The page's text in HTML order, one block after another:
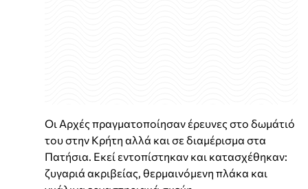
Οι Αρχές πραγματοποίησαν έρευνες στο δωμάτιό
του στην Κρήτη αλλά και σε διαμέρισμα στα
Πατήσια. Εκεί εντοπίστηκαν και κατασχέθηκαν:
ζυγαριά ακριβείας, θερμαινόμενη πλάκα και